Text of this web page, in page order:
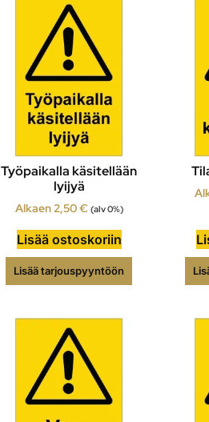
Työpaikalla käsitellään
lyijyä
Alkaen2,50€ (alv 0%)
Lisää ostoskoriin
Lisää tarjouspyyntöön